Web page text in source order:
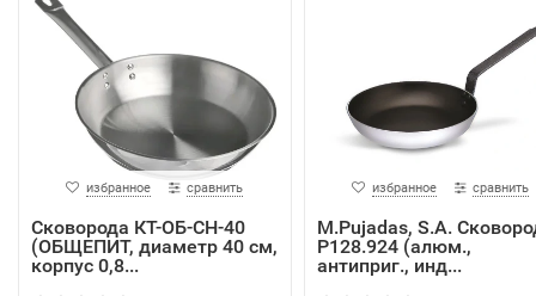
избранное сравнить
Сковорода КТ-ОБ-СН-40
(ОБЩЕПИТ, диаметр 40 см,
корпус 0,8...
избранное сравнить
M.Pujadas, S.A.
P128.924 (алюм.,
антиприг., инд...